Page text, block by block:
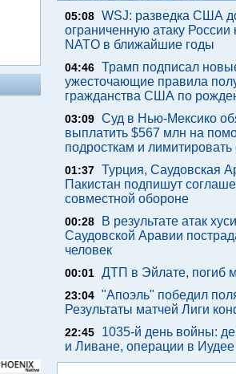
05:08 WSJ: разведка США
ограниченную атаку России
NATO в ближайшие годы
04:46 Трамп подписал
ужесточающие правила
гражданства США по
03:09 Суд в Нью-Мексико
выплатить $567 млн на
подросткам и лимитировать
01:37 Турция, Саудовская
Пакистан подпишут
совместной обороне
00:28
В результате атак
Саудовской Аравии
человек
00:01 ДТП в Эйлате, погиб
23:04 "Апоэль" победил
Результаты матчей Лиги
22:45
1035-й день войны:
и Ливане, операции в